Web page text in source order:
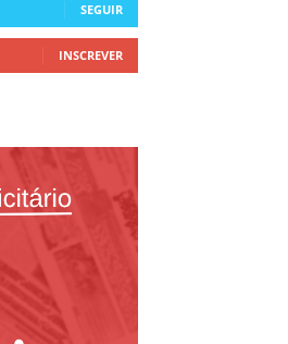
SEGUIR
INSCREVER